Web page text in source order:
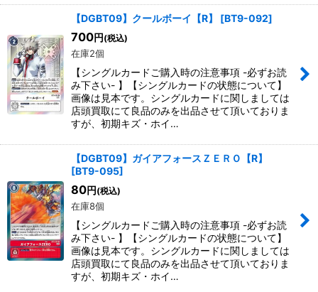
【DGBT09】クールボーイ【R】 [BT9-092]
700円 (税込)
在庫2個
【シングルカードご購入時の注意事項 -必ずお読
み下さい- 】【シングルカードの状態について】
画像は見本です。シングルカードに関しましては
店頭買取にて良品のみを出品させて頂いておりま
すが、初期キズ・ホイ…
【DGBT09】ガイアフォースＺＥＲＯ【R】
[BT9-095]
80円 (税込)
在庫8個
【シングルカードご購入時の注意事項 -必ずお読
み下さい- 】【シングルカードの状態について】
画像は見本です。シングルカードに関しましては
店頭買取にて良品のみを出品させて頂いておりま
すが、初期キズ・ホイ…